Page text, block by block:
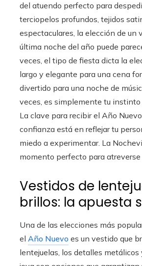
del atuendo perfecto para
terciopelos profundos, tejidos
espectaculares, la elección de un
última noche del año puede
veces, el tipo de fiesta dicta la
largo y elegante para una cena
divertido para una noche de
veces, es simplemente tu instinto
La clave para recibir el Año
confianza está en reflejar tu
miedo a experimentar. La
momento perfecto para atreverse
Vestidos de
brillos: la apuesta
Una de las elecciones más
el Año Nuevo es un vestido que
lentejuelas, los detalles metálicos